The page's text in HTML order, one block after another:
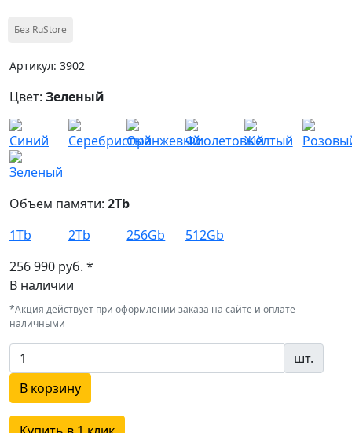
Без RuStore
Артикул: 3902
Цвет: Зеленый
Объем памяти: 2Tb
1Tb
2Tb 256Gb
512Gb
256 990 руб. *
В наличии
*Акция действует при оформлении заказа на сайте и оплате
наличными
шт.
В корзину